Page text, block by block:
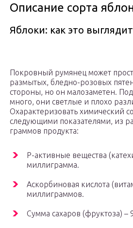
Описание сорта
Яблоки: как это выглядит
Покровный румянец может
размытых, бледно-розовых
стороны, но он малозаметен.
много, они светлые и плохо
Охарактеризовать химический
следующими показателями, из
граммов продукта:
Р-активные вещества
миллиграмма.
Аскорбиновая кислота
миллиграммов.
Сумма сахаров (фруктоза) –